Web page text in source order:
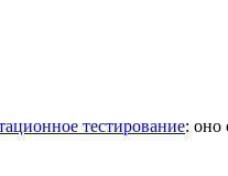
тестирование: оно